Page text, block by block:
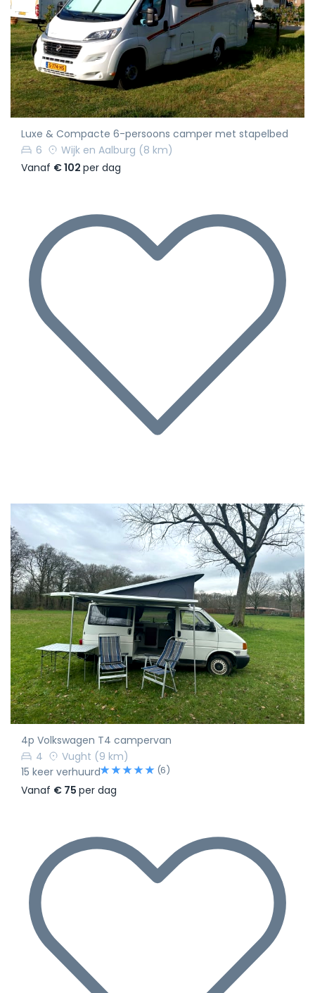
Luxe & Compacte 6-persoons camper met stapelbed
6
Wijk en Aalburg (8 km)
Vanaf € 102 per dag
4p Volkswagen T4 campervan
4
Vught (9 km)
15 keer verhuurd
(6)
Vanaf € 75 per dag